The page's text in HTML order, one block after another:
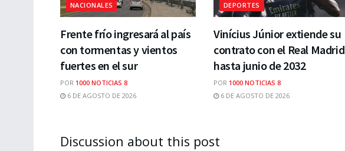
NACIONALES
Frente frío ingresará al país
con tormentas y vientos
fuertes en el sur
POR 1000 NOTICIAS 8
6 DE AGOSTO DE 2026
DEPORTES
Vinícius Júnior extiende su
contrato con el Real Madrid
hasta junio de 2032
POR 1000 NOTICIAS 8
6 DE AGOSTO DE 2026
Discussion about this post